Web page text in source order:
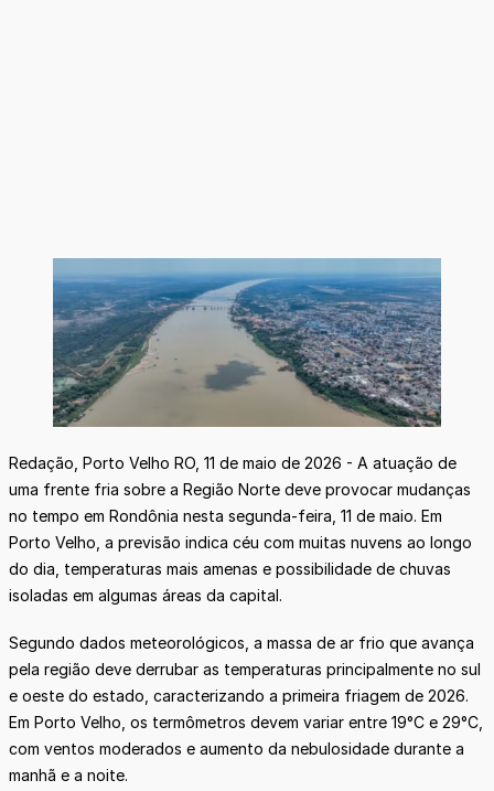
Redação, Porto Velho RO, 11 de maio de 2026 - A atuação de
uma frente fria sobre a Região Norte deve provocar mudanças
no tempo em Rondônia nesta segunda-feira, 11 de maio. Em
Porto Velho, a previsão indica céu com muitas nuvens ao longo
do dia, temperaturas mais amenas e possibilidade de chuvas
isoladas em algumas áreas da capital.
Segundo dados meteorológicos, a massa de ar frio que avança
pela região deve derrubar as temperaturas principalmente no sul
e oeste do estado, caracterizando a primeira friagem de 2026.
Em Porto Velho, os termômetros devem variar entre 19°C e 29°C,
com ventos moderados e aumento da nebulosidade durante a
manhã e a noite.